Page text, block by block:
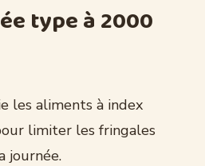
type à 2000
les aliments à index
limiter les fringales
journée.